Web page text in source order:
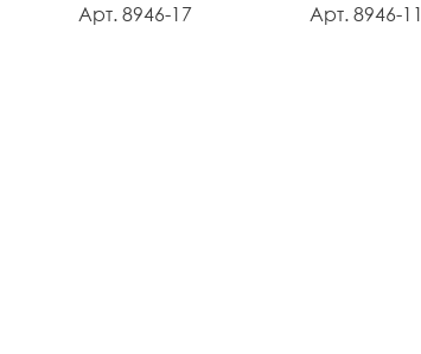
Арт. 8946-17 Арт. 8946-11